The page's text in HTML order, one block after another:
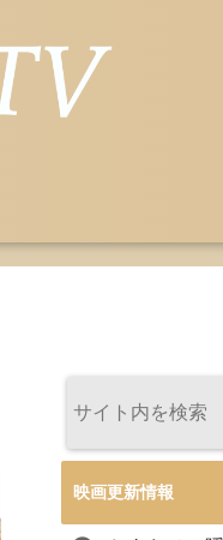
映画更新情報